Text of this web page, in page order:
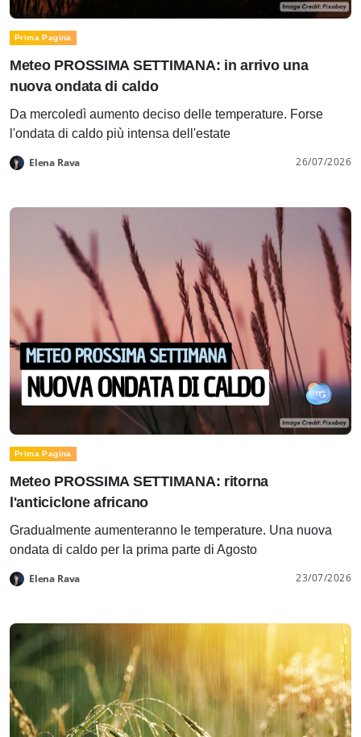
Prima Pagina
Meteo PROSSIMA SETTIMANA: in arrivo una
nuova ondata di caldo
Da mercoledì aumento deciso delle temperature. Forse
l'ondata di caldo più intensa dell'estate
Elena Rava 26/07/2026
Prima Pagina
Meteo PROSSIMA SETTIMANA: ritorna
l'anticiclone africano
Gradualmente aumenteranno le temperature. Una nuova
ondata di caldo per la prima parte di Agosto
Elena Rava 23/07/2026